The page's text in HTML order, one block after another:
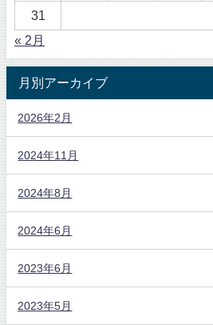
31
« 2月
月別アーカイブ
2026年2月
2024年11月
2024年8月
2024年6月
2023年6月
2023年5月